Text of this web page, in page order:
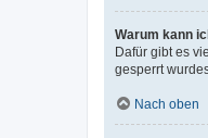
Warum kann
Dafür gibt es
gesperrt
Nach oben